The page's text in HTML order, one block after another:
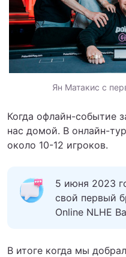
Ян Матакис с
Когда офлайн-событие
нас домой. В онлайн-
около 10-12 игроков.
5 июня 2023
свой первый
Online NLHE
В итоге когда мы